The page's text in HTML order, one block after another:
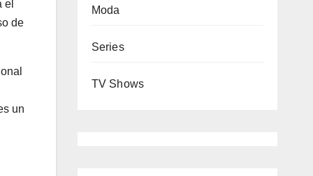
el
de
un
Moda
Series
TV Shows